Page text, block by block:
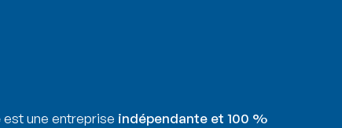
est une entreprise indépendante et 100 %